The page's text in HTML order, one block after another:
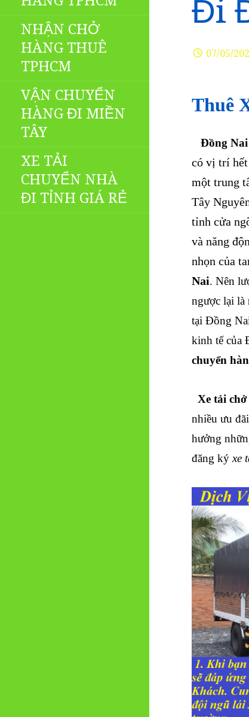
NHẬN CHỞ
HÀNG THUÊ
TPHCM
VẬN CHUYỂN
HÀNG ĐI MIỀN
TÂY
XE TẢI
CHUYỂN NHÀ
ĐI TỈNH GIÁ RẺ
Đi
07/05/
Thuê
Đồng Nai
có vị trí hết
một trung
Tây
tỉnh cửa
và năng
nhọn của
Nai. Nên
ngược lại là
tại Đồng
kinh tế của
chuyển
Xe tải
nhiều ưu
hưởng
đăng ký xe